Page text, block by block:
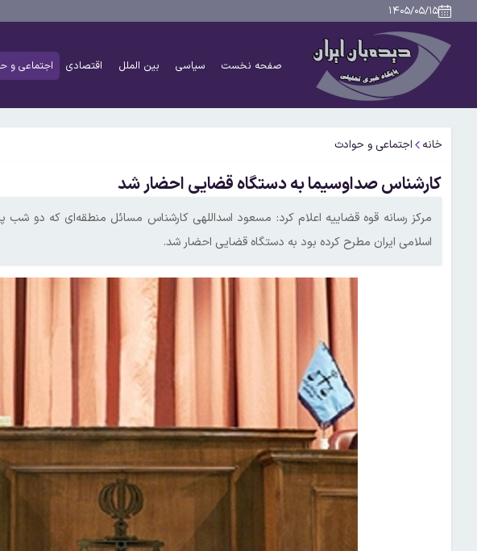
۱۴۰۵/۰۵/۱۵
صفحه نخست سیاسی بین الملل اقتصادی اجتماعی و
خانه اجتماعی و حوادث
کارشناس صداوسیما به دستگاه قضایی احضار شد
مرکز رسانه قوه قضاییه اعلام کرد: مسعود اسداللهی کارشناس مسائل منطقه‌ای که دو
اسلامی ایران مطرح کرده بود به دستگاه قضایی احضار شد.